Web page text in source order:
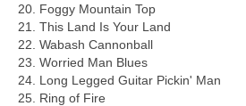
20. Foggy Mountain Top
21. This Land Is Your Land
22. Wabash Cannonball
23. Worried Man Blues
24. Long Legged Guitar Pickin' Man
25. Ring of Fire